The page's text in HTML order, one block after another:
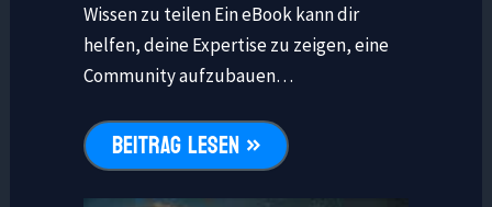
Wissen zu teilen Ein eBook kann dir
helfen, deine Expertise zu zeigen, eine
Community aufzubauen…
BEITRAG LESEN »